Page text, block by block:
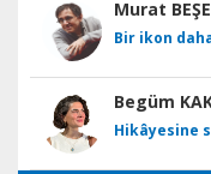
Murat
Bir ikon
Begüm
Hikâyesine